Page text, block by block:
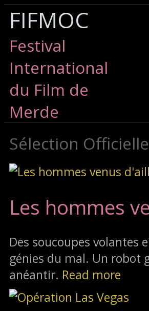
FIFMOC
Festival
International
du Film de
Merde
Sélection Officielle
Les hommes
Des soucoupes volantes
génies du mal. Un robot
anéantir. Read more